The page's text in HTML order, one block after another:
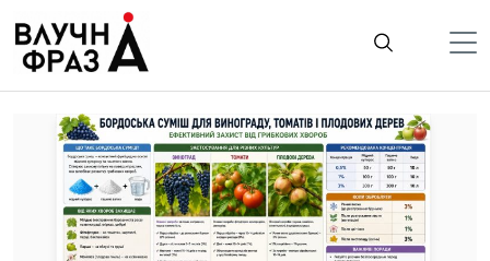
содержимому
Політика
Гроші
Життя
Лайфстайл